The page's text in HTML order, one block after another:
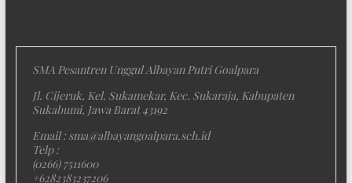
SMA Pesantren Unggul Albayan Putri Goalpara
Jl. Cijeruk, Kel. Sukamekar, Kec. Sukaraja, Kabupaten
Sukabumi, Jawa Barat 43192
Email : sma@albayangoalpara.sch.id
Telp :
(0266) 7511600
+6282383237206